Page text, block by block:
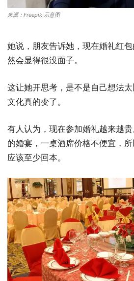
来源：Freepik 示意图
她说，朋友告诉她，现在婚礼红
然会显得很没面子。
这让她开思考，是不是自己想法
文化真的变了。
有人认为，现在参加婚礼越来越
的婚宴，一桌酒席价格不便宜，
应该至少回本。